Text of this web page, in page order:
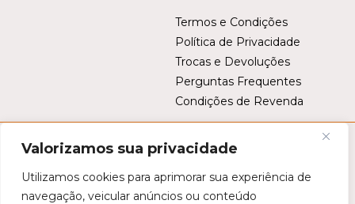
Valorizamos sua privacidade
Utilizamos cookies para aprimorar sua experiência de
navegação, veicular anúncios ou conteúdo
Termos e Condições
Política de Privacidade
Trocas e Devoluções
Perguntas Frequentes
Condições de Revenda